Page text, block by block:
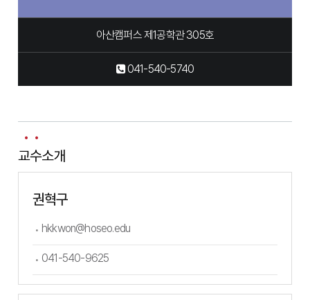
아산캠퍼스 제1공학관 305호
041-540-5740
교수소개
권혁구
hkkwon@hoseo.edu
041-540-9625